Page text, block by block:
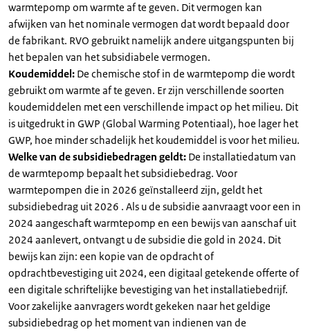
warmtepomp om warmte af te geven. Dit vermogen kan
afwijken van het nominale vermogen dat wordt bepaald door
de fabrikant. RVO gebruikt namelijk andere uitgangspunten bij
het bepalen van het subsidiabele vermogen.
Koudemiddel: De chemische stof in de warmtepomp die wordt
gebruikt om warmte af te geven. Er zijn verschillende soorten
koudemiddelen met een verschillende impact op het milieu. Dit
is uitgedrukt in GWP (Global Warming Potentiaal), hoe lager het
GWP, hoe minder schadelijk het koudemiddel is voor het milieu.
Welke van de subsidiebedragen geldt: De installatiedatum van
de warmtepomp bepaalt het subsidiebedrag. Voor
warmtepompen die in 2026 geïnstalleerd zijn, geldt het
subsidiebedrag uit 2026 . Als u de subsidie aanvraagt voor een in
2024 aangeschaft warmtepomp en een bewijs van aanschaf uit
2024 aanlevert, ontvangt u de subsidie die gold in 2024. Dit
bewijs kan zijn: een kopie van de opdracht of
opdrachtbevestiging uit 2024, een digitaal getekende offerte of
een digitale schriftelijke bevestiging van het installatiebedrijf.
Voor zakelijke aanvragers wordt gekeken naar het geldige
subsidiebedrag op het moment van indienen van de